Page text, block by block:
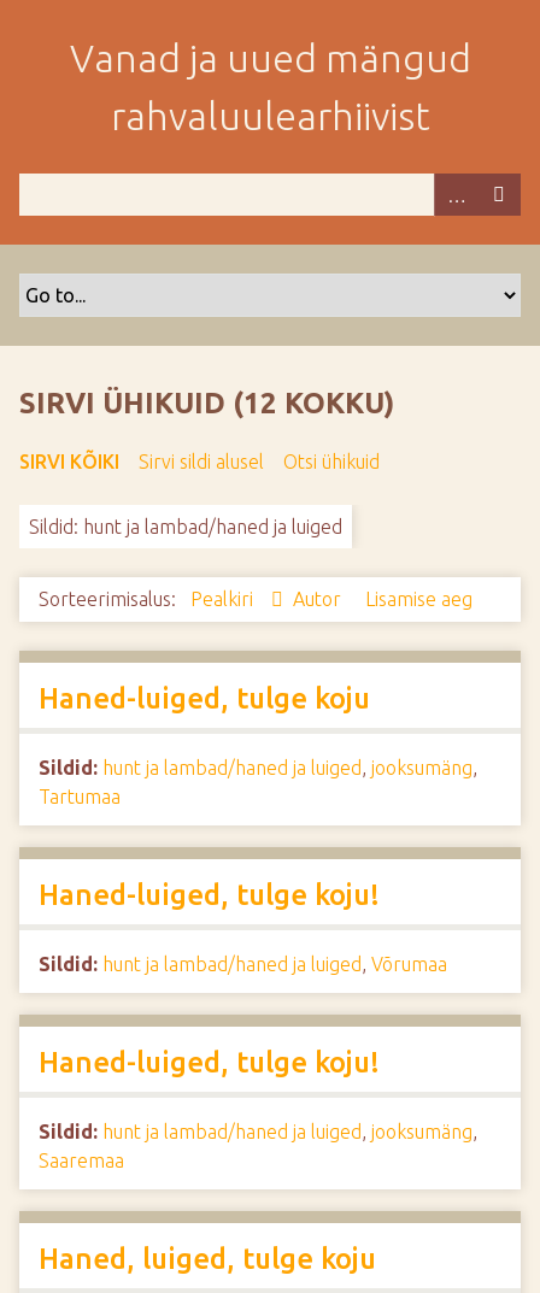
i
Vanad ja uued mängud
rahvaluulearhiivist
SIRVI ÜHIKUID (12 KOKKU)
SIRVI KÕIKI Sirvi sildi alusel Otsi ühikuid
Sildid: hunt ja lambad/haned ja luiged
Sorteerimisalus: Pealkiri Autor Lisamise aeg
Haned-luiged, tulge koju
Sildid: hunt ja lambad/haned ja luiged, jooksumäng,
Tartumaa
Haned-luiged, tulge koju!
Sildid: hunt ja lambad/haned ja luiged, Võrumaa
Haned-luiged, tulge koju!
Sildid: hunt ja lambad/haned ja luiged, jooksumäng,
Saaremaa
Haned, luiged, tulge koju